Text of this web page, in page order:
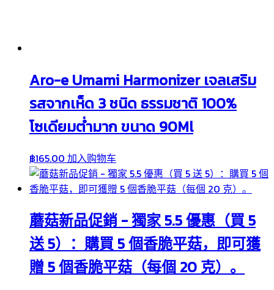
Aro-e Umami Harmonizer เจลเสริม
รสจากเห็ด 3 ชนิด ธรรมชาติ 100%
โซเดียมต่ำมาก ขนาด 90Ml
฿165.00 加入购物车
蘑菇新品促銷 - 獨家 5.5 優惠（買 5
送 5）：購買 5 個香脆平菇，即可獲
贈 5 個香脆平菇（每個 20 克）。